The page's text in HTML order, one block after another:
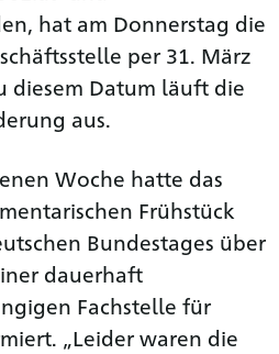
hat am Donnerstag die
per 31. März
diesem Datum läuft die
aus.
Woche hatte das
Frühstück
Bundestages über
dauerhaft
Fachstelle für
„Leider waren die